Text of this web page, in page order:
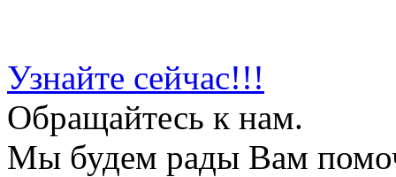
Узнайте сейчас!!!
Обращайтесь к нам.
Мы будем рады Вам